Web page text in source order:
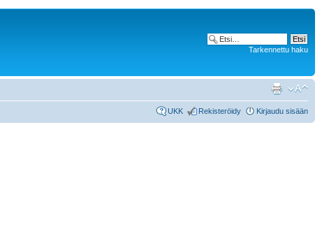
Tarkennettu haku
UKK Rekisteröidy Kirjaudu sisään